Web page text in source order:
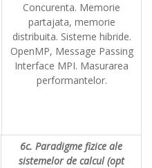
Concurenta. Memorie
partajata, memorie
distribuita. Sisteme hibride.
OpenMP, Message Passing
Interface MPI. Masurarea
performantelor.
6c. Paradigme fizice ale
sistemelor de calcul (opt